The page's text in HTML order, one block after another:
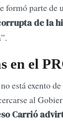
formó parte de
de la
en el
está exento
al
Carrió